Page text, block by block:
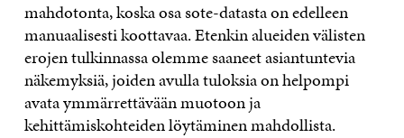
mahdotonta, koska osa sote-datasta on edelleen
manuaalisesti koottavaa. Etenkin alueiden välisten
erojen tulkinnassa olemme saaneet asiantuntevia
näkemyksiä, joiden avulla tuloksia on helpompi
avata ymmärrettävään muotoon ja
kehittämiskohteiden löytäminen mahdollista.